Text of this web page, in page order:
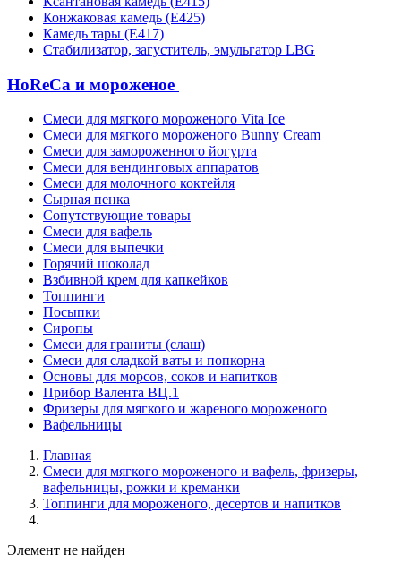
Конжаковая камедь (Е425)
Камедь тары (Е417)
Стабилизатор, загуститель, эмульгатор LBG
HoReCa и мороженое
Смеси для мягкого мороженого Vita Ice
Смеси для мягкого мороженого Bunny Cream
Смеси для замороженного йогурта
Смеси для вендинговых аппаратов
Смеси для молочного коктейля
Сырная пенка
Сопутствующие товары
Смеси для вафель
Смеси для выпечки
Горячий шоколад
Взбивной крем для капкейков
Топпинги
Посыпки
Сиропы
Смеси для граниты (слаш)
Смеси для сладкой ваты и попкорна
Основы для морсов, соков и напитков
Прибор Валента ВЦ.1
Фризеры для мягкого и жареного мороженого
Вафельницы
Главная
Смеси для мягкого мороженого и вафель, фризеры,
вафельницы, рожки и креманки
Топпинги для мороженого, десертов и напитков
Элемент не найден